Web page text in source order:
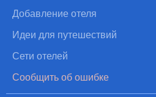
Добавление отеля
Идеи для путешествий
Сети отелей
Сообщить об ошибке